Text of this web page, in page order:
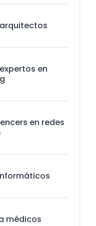
en
en redes
médicos